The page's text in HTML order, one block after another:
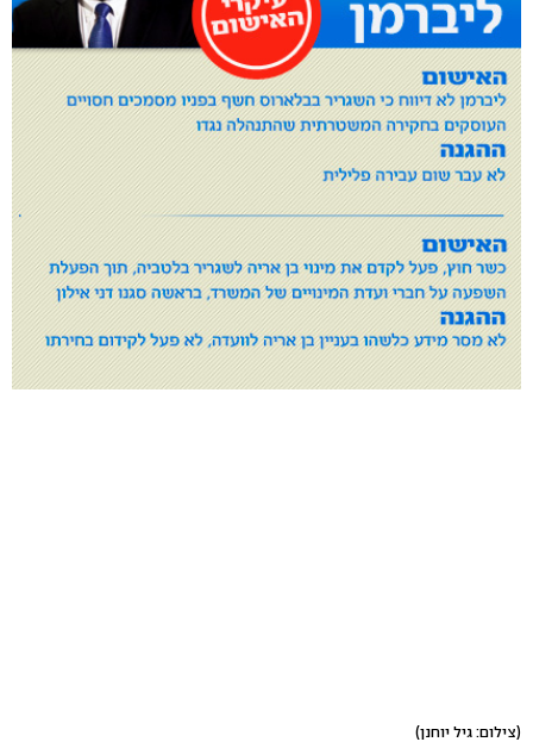
(צילום: גיל יוחנן)